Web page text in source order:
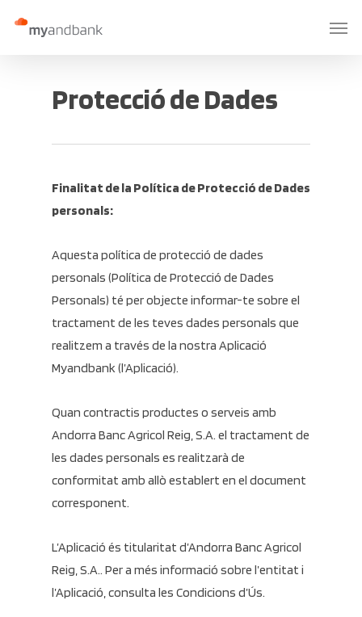
Protecció de Dades
Finalitat de la Política de Protecció de Dades
personals:
Aquesta política de protecció de dades
personals (Política de Protecció de Dades
Personals) té per objecte informar-te sobre el
tractament de les teves dades personals que
realitzem a través de la nostra Aplicació
Myandbank (l’Aplicació).
Quan contractis productes o serveis amb
Andorra Banc Agricol Reig, S.A. el tractament de
les dades personals es realitzarà de
conformitat amb allò establert en el document
corresponent.
L’Aplicació és titularitat d’Andorra Banc Agricol
Reig, S.A.. Per a més informació sobre l’entitat i
l’Aplicació, consulta les Condicions d’Ús.